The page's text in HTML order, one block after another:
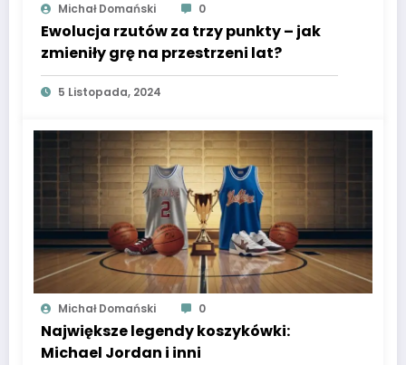
Michał Domański 0
Ewolucja rzutów za trzy punkty – jak
zmieniły grę na przestrzeni lat?
5 Listopada, 2024
Michał Domański 0
Największe legendy koszykówki:
Michael Jordan i inni